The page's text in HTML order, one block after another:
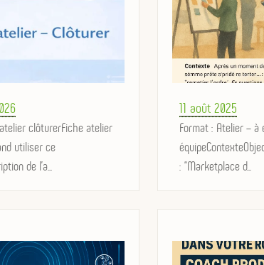
clôturerFiche atelier
utiliser ce
de l'a...
Posted
on
11 août 2025
Format : Atelier – à
: “Marketplace d...